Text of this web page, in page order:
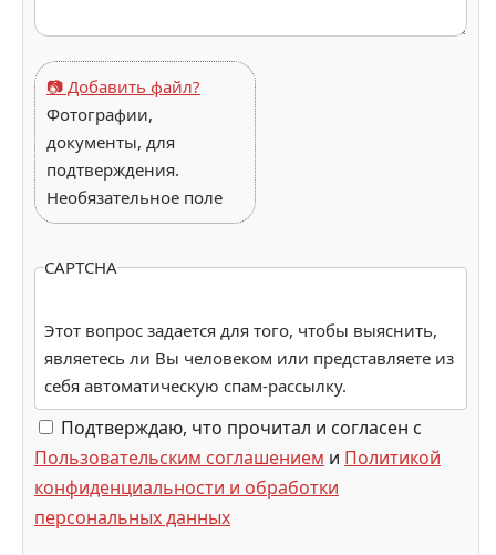
📷 Добавить файл?
Фотографии,
документы, для
подтверждения.
Необязательное поле
CAPTCHA
Этот вопрос задается для того, чтобы выяснить,
являетесь ли Вы человеком или представляете из
себя автоматическую спам-рассылку.
Подтверждаю, что прочитал и согласен с
Пользовательским соглашением и Политикой
конфиденциальности и обработки
персональных данных